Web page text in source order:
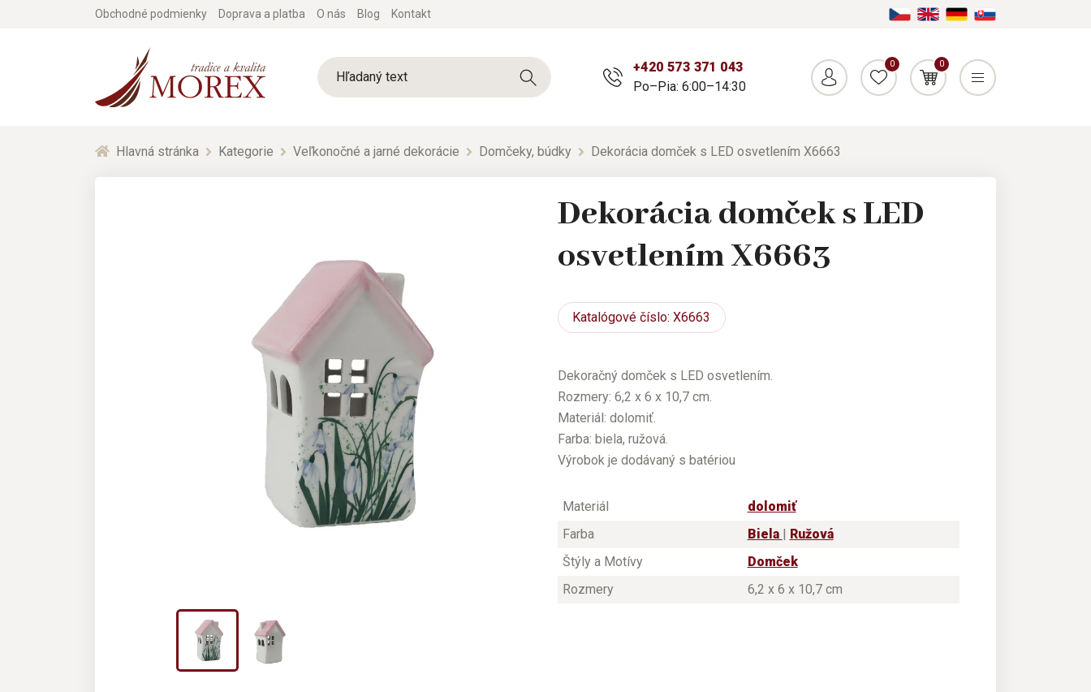
Obchodné podmienky Doprava a platba O nás Blog Kontakt
+420 573 371 043
Po–Pia: 6:00–14:30
0 0
Hlavná stránka Kategorie Veľkonočné a jarné dekorácie Domčeky, búdky Dekorácia domček s LED osvetlením X6663
Dekorácia domček s LED
osvetlením X6663
Katalógové číslo: X6663
Dekoračný domček s LED osvetlením.
Rozmery: 6,2 x 6 x 10,7 cm.
Materiál: dolomiť.
Farba: biela, ružová.
Výrobok je dodávaný s batériou
Materiál
dolomiť
Farba
Biela
Ružová
Štýly a Motívy
Domček
Rozmery
6,2 x 6 x 10,7 cm